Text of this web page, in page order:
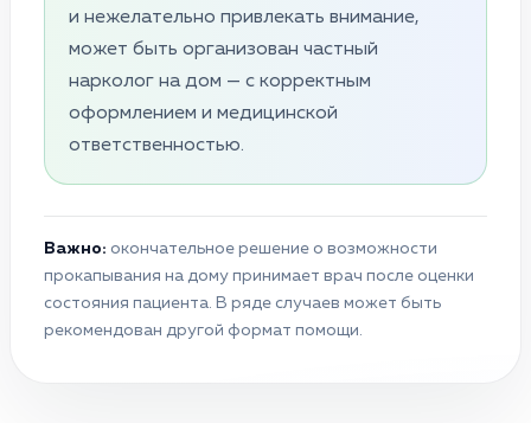
и нежелательно привлекать внимание,
может быть организован частный
нарколог на дом — с корректным
оформлением и медицинской
ответственностью.
Важно: окончательное решение о возможности
прокапывания на дому принимает врач после оценки
состояния пациента. В ряде случаев может быть
рекомендован другой формат помощи.